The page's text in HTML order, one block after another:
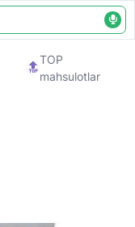
TOP
mahsulotlar